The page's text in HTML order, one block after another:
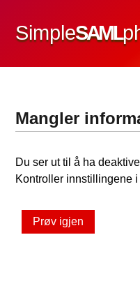
SimpleSAML
Mangler
Du ser ut til å ha
Kontroller innstillingene
Prøv igjen